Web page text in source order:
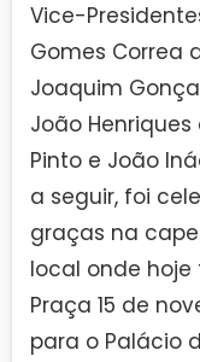
Vice-
Gomes Correa
Joaquim
João
Pinto e João
a seguir, foi
graças na
local onde hoje
Praça 15 de
para o Palácio